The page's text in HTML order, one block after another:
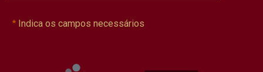
Indica os campos necessários